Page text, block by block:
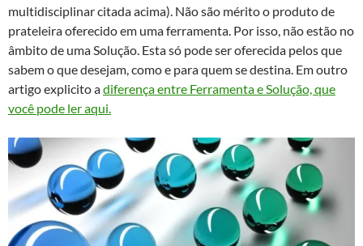
multidisciplinar citada acima). Não são mérito o produto de
prateleira oferecido em uma ferramenta. Por isso, não estão no
âmbito de uma Solução. Esta só pode ser oferecida pelos que
sabem o que desejam, como e para quem se destina. Em outro
artigo explicito adiferença entre Ferramenta e Solução, que
você pode ler aqui.